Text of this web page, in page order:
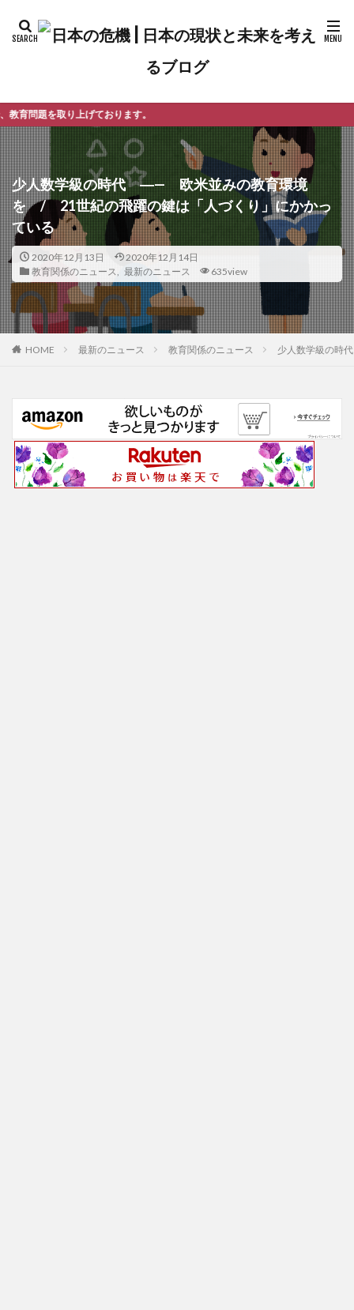
ます。
少人数学級の時代 ―— 欧米並みの教育環境
を / 21世紀の飛躍の鍵は「人づくり」にかかっ
ている
2020年12月13日
2020年12月14日
教育関係のニュース
最新のニュース 635view
HOME 最新のニュース 教育関係のニュース 少人数学級の時